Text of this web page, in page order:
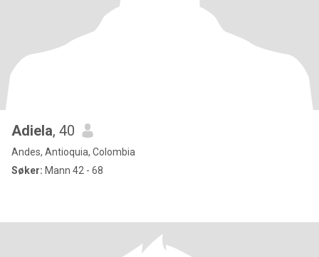
Adiela, 40
Andes, Antioquia, Colombia
Søker: Mann 42 - 68